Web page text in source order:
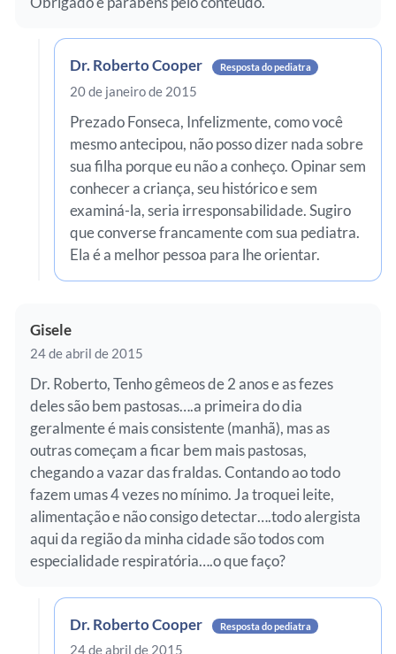
Dr. Roberto Cooper Resposta do pediatra
20 de janeiro de 2015
Prezado Fonseca, Infelizmente, como você
mesmo antecipou, não posso dizer nada sobre
sua filha porque eu não a conheço. Opinar sem
conhecer a criança, seu histórico e sem
examiná-la, seria irresponsabilidade. Sugiro
que converse francamente com sua pediatra.
Ela é a melhor pessoa para lhe orientar.
Gisele
24 de abril de 2015
Dr. Roberto, Tenho gêmeos de 2 anos e as fezes
deles são bem pastosas….a primeira do dia
geralmente é mais consistente (manhã), mas as
outras começam a ficar bem mais pastosas,
chegando a vazar das fraldas. Contando ao todo
fazem umas 4 vezes no mínimo. Ja troquei leite,
alimentação e não consigo detectar….todo alergista
aqui da região da minha cidade são todos com
especialidade respiratória….o que faço?
Dr. Roberto Cooper Resposta do pediatra
24 de abril de 2015